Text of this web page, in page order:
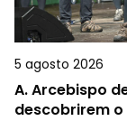
5 agosto 2026
A.Arcebispo
descobrirem o